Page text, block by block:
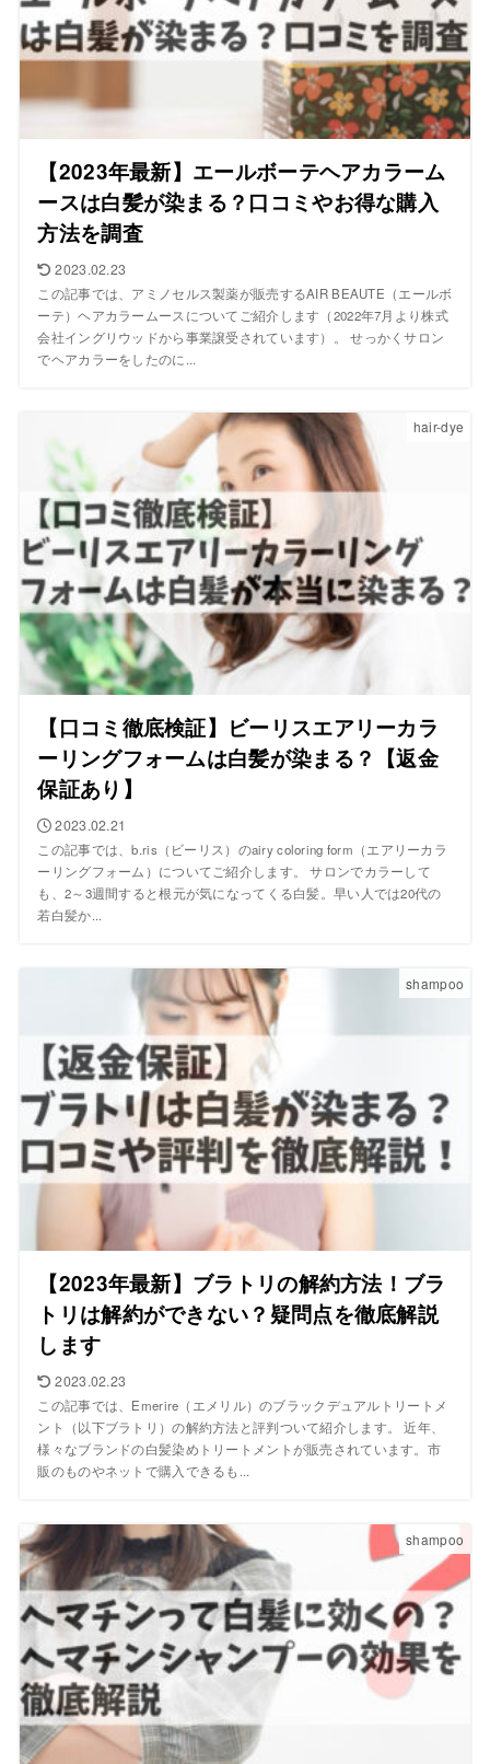
【2023年最新】エールボーテヘアカラーム
ースは白髪が染まる？口コミやお得な購入
方法を調査
2023.02.23
この記事では、アミノセルス製薬が販売するAIR BEAUTE（エールボ
ーテ）ヘアカラームースについてご紹介します（2022年7月より株式
会社イングリウッドから事業譲受されています）。 せっかくサロン
でヘアカラーをしたのに...
hair-dye
【口コミ徹底検証】ビーリスエアリーカラ
ーリングフォームは白髪が染まる？【返金
保証あり】
2023.02.21
この記事では、b.ris（ビーリス）のairy coloring form（エアリーカラ
ーリングフォーム）についてご紹介します。 サロンでカラーして
も、2～3週間すると根元が気になってくる白髪。早い人では20代の
若白髪か...
shampoo
【2023年最新】ブラトリの解約方法！ブラ
トリは解約ができない？疑問点を徹底解説
します
2023.02.23
この記事では、Emerire（エメリル）のブラックデュアルトリートメ
ント（以下ブラトリ）の解約方法と評判ついて紹介します。 近年、
様々なブランドの白髪染めトリートメントが販売されています。市
販のものやネットで購入できるも...
shampoo